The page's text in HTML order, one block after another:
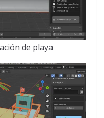
de playa